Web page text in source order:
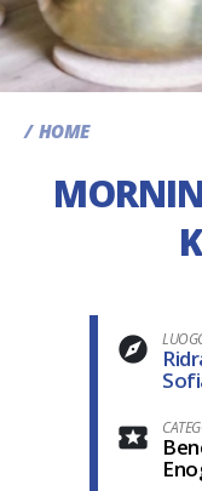
HOME